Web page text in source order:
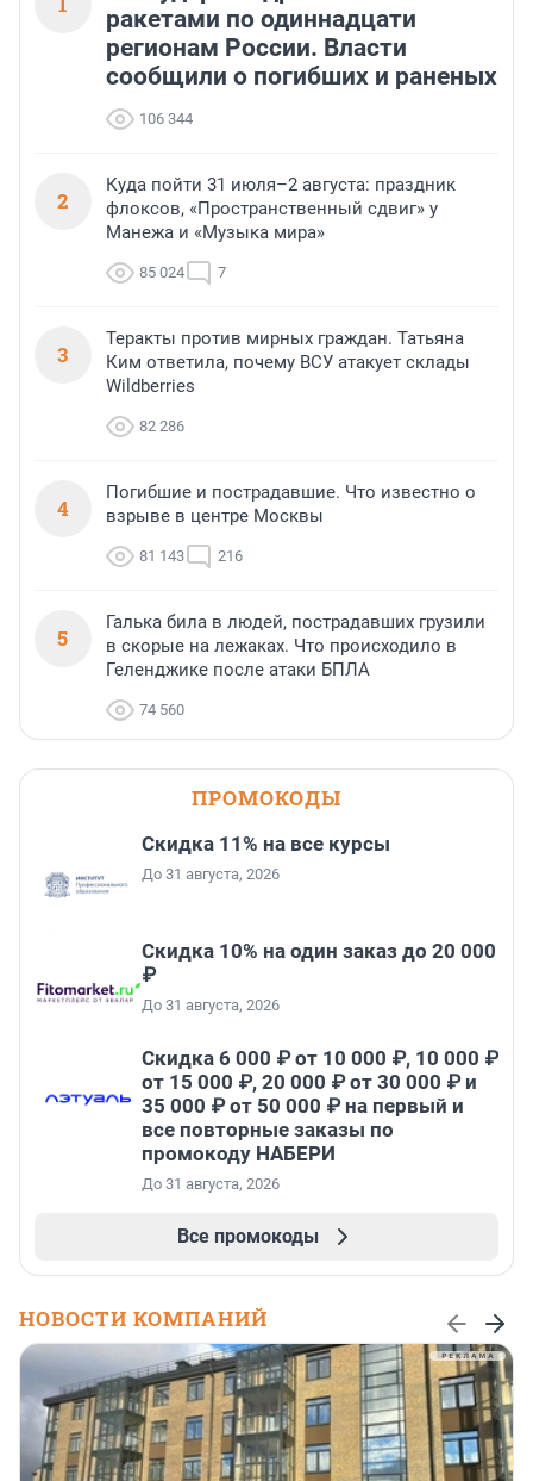
ракетами по одиннадцати
регионам России. Власти
сообщили о погибших и раненых
106 344
2
Куда пойти 31 июля–2 августа: праздник
флоксов, «Пространственный сдвиг» у
Манежа и «Музыка мира»
85 024 7
3
Теракты против мирных граждан. Татьяна
Ким ответила, почему ВСУ атакует склады
Wildberries
82 286
4
Погибшие и пострадавшие. Что известно о
взрыве в центре Москвы
81 143 216
5
Галька била в людей, пострадавших грузили
в скорые на лежаках. Что происходило в
Геленджике после атаки БПЛА
74 560
ПРОМОКОДЫ
Скидка 11% на все курсы
До 31 августа, 2026
Скидка 10% на один заказ до 20 000
₽
До 31 августа, 2026
Скидка 6 000 ₽ от 10 000 ₽, 10 000 ₽
от 15 000 ₽, 20 000 ₽ от 30 000 ₽ и
35 000 ₽ от 50 000 ₽ на первый и
все повторные заказы по
промокоду НАБЕРИ
До 31 августа, 2026
Все промокоды
НОВОСТИ КОМПАНИЙ